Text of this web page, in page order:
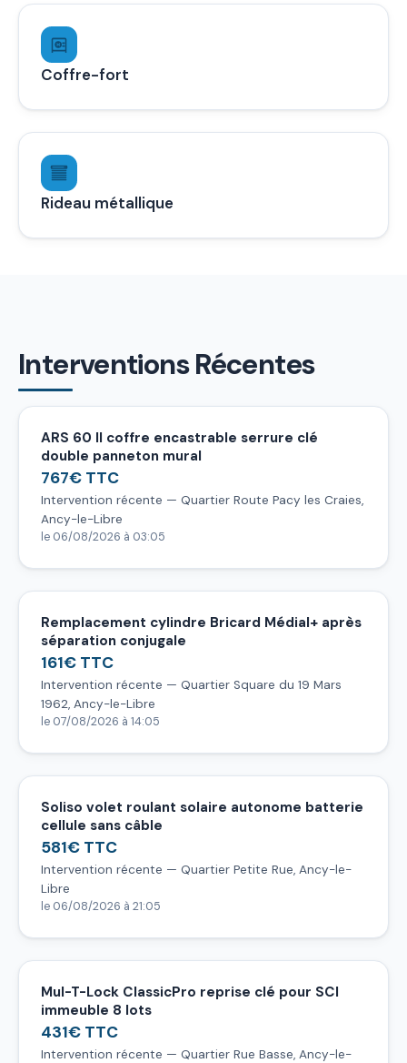
Coffre-fort
Rideau métallique
Interventions Récentes
ARS 60 II coffre encastrable serrure clé
double panneton mural
767€ TTC
Intervention récente — Quartier Route Pacy les Craies,
Ancy-le-Libre
le 06/08/2026 à 03:05
Remplacement cylindre Bricard Médial+ après
séparation conjugale
161€ TTC
Intervention récente — Quartier Square du 19 Mars
1962, Ancy-le-Libre
le 07/08/2026 à 14:05
Soliso volet roulant solaire autonome batterie
cellule sans câble
581€ TTC
Intervention récente — Quartier Petite Rue, Ancy-le-
Libre
le 06/08/2026 à 21:05
Mul-T-Lock ClassicPro reprise clé pour SCI
immeuble 8 lots
431€ TTC
Intervention récente — Quartier Rue Basse, Ancy-le-